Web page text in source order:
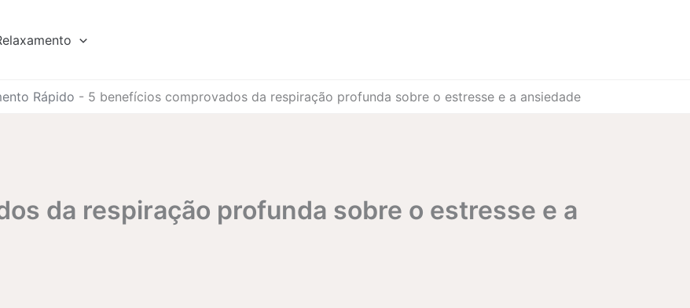
Rápido - 5 benefícios comprovados da respiração profunda sobre o estresse e a ansiedade
da respiração profunda sobre o estresse e a